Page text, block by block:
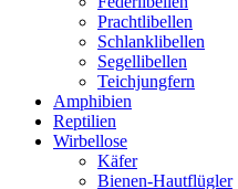
Prachtlibellen
Schlanklibellen
Segellibellen
Teichjungfern
Amphibien
Reptilien
Wirbellose
Käfer
Bienen-Hautflügler